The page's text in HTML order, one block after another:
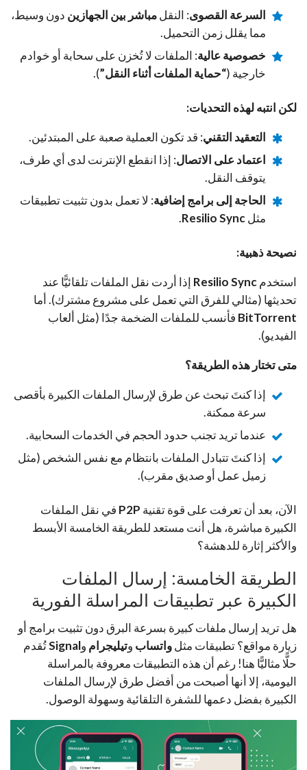
السرعة القصوى: النقلمباشر بين الجهازين دون وسيط،
مما يقلل زمن التحميل.
خصوصية عالية: الملفات لا تُخزن على سحابة أو خوادم
خارجية (“حماية الملفات أثناء النقل”).
لكن انتبه لهذه التحديات:
التعقيد التقني: قد تكون العملية صعبة على المبتدئين.
اعتماد على الاتصال: إذا انقطع الإنترنت لدى أي طرف،
يتوقف النقل.
الحاجة إلى برامج إضافية: لا تعمل بدون تثبيت تطبيقات
مثلResilio Sync
.
نصيحة ذهبية:
استخدمResilio Sync إذا أردت نقل الملفات تلقائيًّا عند
تحديثها (مثالي للفرق التي تعمل على مشروع مشترك). أما
BitTorrent فأنسب للملفات الضخمة جدًا (مثل ألعاب
الفيديو).
متى تختار هذه الطريقة؟
إذا كنتَ تبحث عن طرق لإرسال الملفات الكبيرة بأقصى
سرعة ممكنة.
عندما تريد تجنب حدود الحجم في الخدمات السحابية.
إذا كنتَ تتبادل الملفات بانتظام مع نفس الشخص (مثل
زميل عمل أو صديق مقرب).
الآن، بعد أن تعرفت على قوة تقنية P2P في نقل الملفات
الكبيرة مباشرة، هل أنت مستعد للطريقة الخامسة الأبسط
والأكثر إثارة للدهشة؟
الطريقة الخامسة: إرسال الملفات
الكبيرة عبر تطبيقات المراسلة الفورية
هل تريد إرسال ملفات كبيرة بسرعة البرق دون تثبيت برامج أو
زيارة مواقع؟ تطبيقات مثلواتساب وتيليجرام وSignalتُقدم
حلًّا مثاليًّا هنا! رغم أن هذه التطبيقات معروفة بالمراسلة
اليومية، إلا أنها أصبحت من أفضل طرق لإرسال الملفات
الكبيرة بفضل دعمها للشفرة التلقائية وسهولة الوصول.